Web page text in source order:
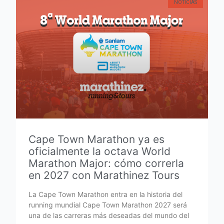
NOTICIAS
Cape Town Marathon ya es
oficialmente la octava World
Marathon Major: cómo correrla
en 2027 con Marathinez Tours
La Cape Town Marathon entra en la historia del
running mundial Cape Town Marathon 2027 será
una de las carreras más deseadas del mundo del